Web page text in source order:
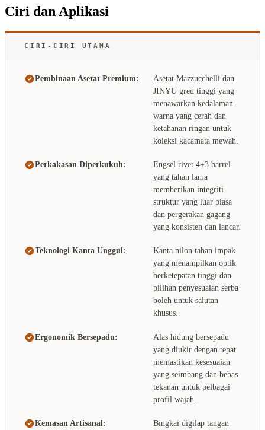
Ciri dan Aplikasi
CIRI-CIRI UTAMA
Pembinaan Asetat Premium:
Asetat Mazzucchelli dan
JINYU gred tinggi yang
menawarkan kedalaman
warna yang cerah dan
ketahanan ringan untuk
koleksi kacamata mewah.
Perkakasan Diperkukuh:
Engsel rivet 4+3 barrel
yang tahan lama
memberikan integriti
struktur yang luar biasa
dan pergerakan gagang
yang konsisten dan lancar.
Teknologi Kanta Unggul:
Kanta nilon tahan impak
yang menampilkan optik
berketepatan tinggi dan
pilihan penyesuaian serba
boleh untuk salutan
khusus.
Ergonomik Bersepadu:
Alas hidung bersepadu
yang diukir dengan tepat
memastikan kesesuaian
yang seimbang dan bebas
tekanan untuk pelbagai
profil wajah.
Kemasan Artisanal:
Bingkai digilap tangan